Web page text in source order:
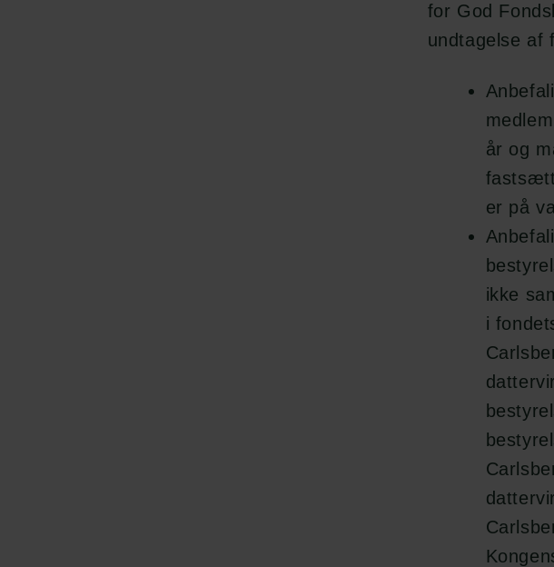
for God
undtagelse af
år og
er på
ikke
i